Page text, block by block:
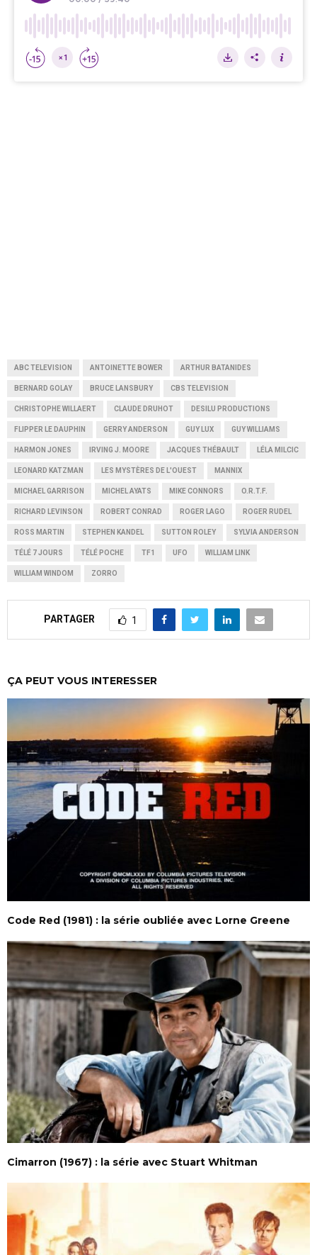
ABC TELEVISION ANTOINETTE BOWER ARTHUR BATANIDES
BERNARD GOLAY BRUCE LANSBURY CBS TELEVISION
CHRISTOPHE WILLAERT CLAUDE DRUHOT DESILU PRODUCTIONS
FLIPPER LE DAUPHIN GERRY ANDERSON GUY LUX GUY WILLIAMS
HARMON JONES IRVING J. MOORE JACQUES THÉBAULT LÉLA MILCIC
LEONARD KATZMAN LES MYSTÈRES DE L'OUEST MANNIX
MICHAEL GARRISON MICHEL AYATS MIKE CONNORS O.R.T.F.
RICHARD LEVINSON ROBERT CONRAD ROGER LAGO ROGER RUDEL
ROSS MARTIN STEPHEN KANDEL SUTTON ROLEY SYLVIA ANDERSON
TÉLÉ 7 JOURS TÉLÉ POCHE TF1 UFO WILLIAM LINK
WILLIAM WINDOM ZORRO
PARTAGER 1
ÇA PEUT VOUS INTERESSER
Code Red (1981) : la série oubliée avec Lorne Greene
Cimarron (1967) : la série avec Stuart Whitman